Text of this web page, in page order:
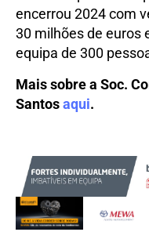
encerrou 2024 com
30 milhões de euros
equipa de 300
Mais sobre a Soc.
Santosaqui.